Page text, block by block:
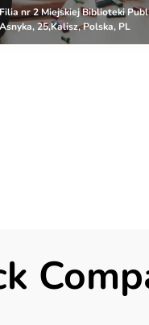
Filia nr 2 Miejskiej Biblioteki
Asnyka, 25,Kalisz, Polska, PL